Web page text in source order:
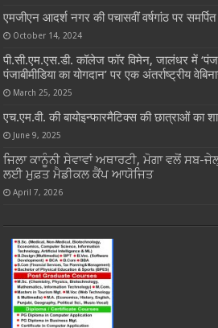
एमजीएन आदर्श नगर की पचासवीं वर्षगांठ पर
October 14, 2024
पी.सी.एम.एस.डी. कॉलेज फॉर विमेन, जालंधर में
पंजाबीमीडिया का योगदान’ पर एक अंतर्राष्ट्रीय
March 25, 2025
एच.एम.वी. की बायोइन्फारमैटिक्स की छात्राओं का
June 9, 2025
ਜਿਲਾ ਕਾਨੂੰਨੀ ਸੇਵਾਵਾਂ ਅਥਾਰਟੀ, ਮੋਗਾ ਵਲੋਂ
ਲਈ ਮੁਫ਼ਤ ਮੈਡੀਕਲ ਕੈਂਪ ਆਯੋਜਿਤ
April 7, 2026